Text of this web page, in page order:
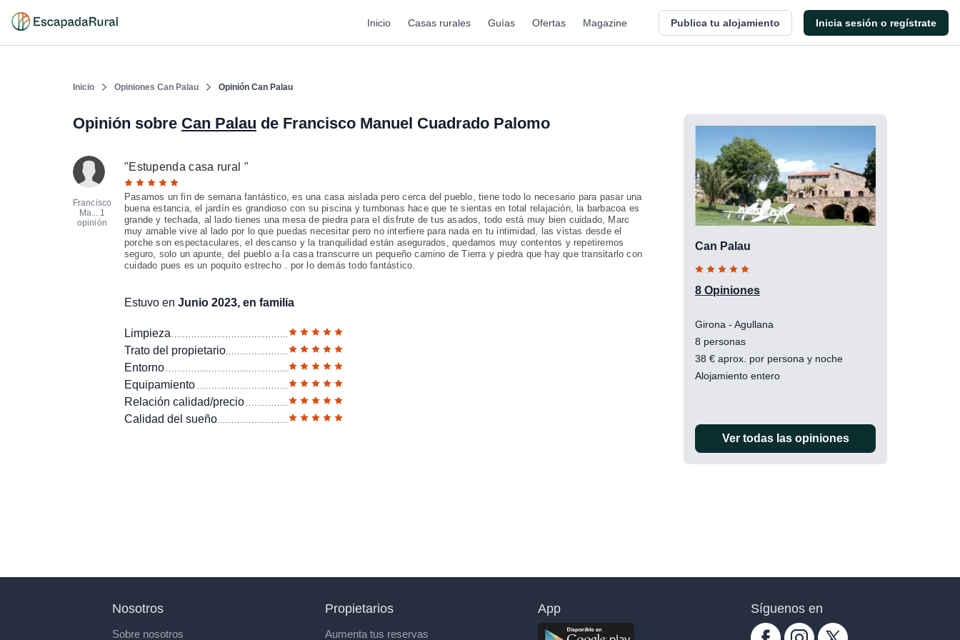
Inicio Casas rurales Guías Ofertas Magazine Publica tu alojamiento Inicia sesión o regístrate
Inicio Opiniones Can Palau Opinión Can Palau
Opinión sobre Can Palau de Francisco Manuel Cuadrado Palomo
Francisco
Ma... 1
opinión
"Estupenda casa rural "
Pasamos un fin de semana fantástico, es una casa aislada pero cerca del pueblo, tiene todo lo necesario para pasar una
buena estancia, el jardín es grandioso con su piscina y tumbonas hace que te sientas en total relajación, la barbacoa es
grande y techada, al lado tienes una mesa de piedra para el disfrute de tus asados, todo está muy bien cuidado, Marc
muy amable vive al lado por lo que puedas necesitar pero no interfiere para nada en tu intimidad, las vistas desde el
porche son espectaculares, el descanso y la tranquilidad están asegurados, quedamos muy contentos y repetiremos
seguro, solo un apunte, del pueblo a la casa transcurre un pequeño camino de Tierra y piedra que hay que transitarlo con
cuidado pues es un poquito estrecho . por lo demás todo fantástico.
Estuvo en Junio 2023, en familia
Limpieza
Trato del propietario
Entorno
Equipamiento
Relación calidad/precio
Calidad del sueño
Can Palau
8 Opiniones
Girona - Agullana
8 personas
38 € aprox. por persona y noche
Alojamiento entero
Ver todas las opiniones
Nosotros
Sobre nosotros
Propietarios
Aumenta tus reservas
App Síguenos en